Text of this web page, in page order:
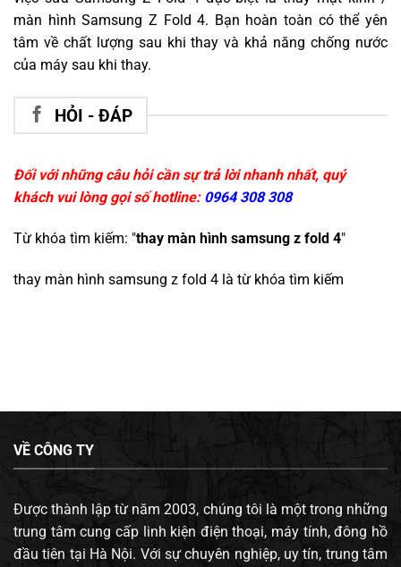
màn hình Samsung Z Fold 4. Bạn hoàn toàn có thể yên
tâm về chất lượng sau khi thay và khả năng chống nước
của máy sau khi thay.
HỎI - ĐÁP
Đối với những câu hỏi cần sự trả lời nhanh nhất, quý
khách vui lòng gọi số hotline: 0964 308 308
Từ khóa tìm kiếm: "thay màn hình samsung z fold 4"
thay màn hình samsung z fold 4 là từ khóa tìm kiếm
VỀ CÔNG TY
Được thành lập từ năm 2003, chúng tôi là một trong những
trung tâm cung cấp linh kiện điện thoại, máy tính, đông hồ
đầu tiên tại Hà Nội. Với sự chuyên nghiệp, uy tín, trung tâm